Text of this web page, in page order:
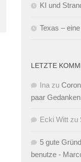
KI und
Texas –
LETZTE
Ina zu
paar
Ecki Witt zu
5 gute
benutze -